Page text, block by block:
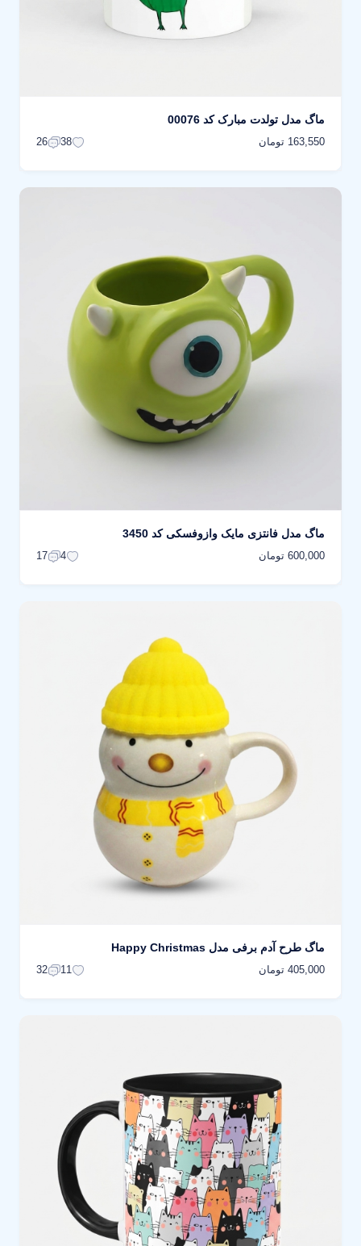
ماگ مدل تولدت مبارک کد 00076
163,550 تومان 38
26
ماگ مدل فانتزی مایک وازوفسکی کد 3450
600,000 تومان 4
17
ماگ طرح آدم برفی مدل Happy Christmas
405,000 تومان 11
32